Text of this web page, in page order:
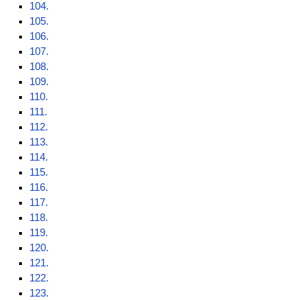
104.
105.
106.
107.
108.
109.
110.
111.
112.
113.
114.
115.
116.
117.
118.
119.
120.
121.
122.
123.